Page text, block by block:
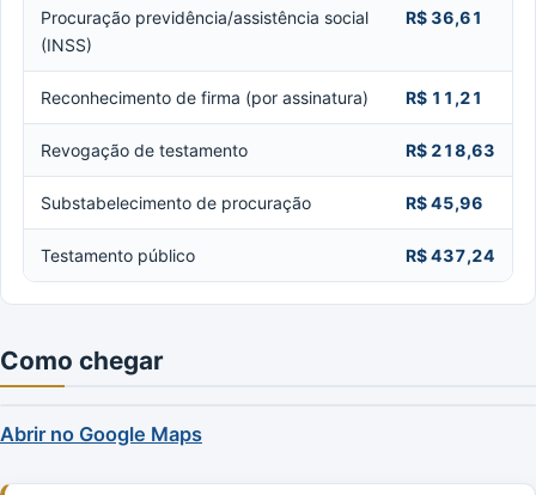
Procuração previdência/assistência social
(INSS)
R$ 36,61
Reconhecimento de firma (por assinatura) R$ 11,21
Revogação de testamento R$ 218,63
Substabelecimento de procuração R$ 45,96
Testamento público R$ 437,24
Como chegar
Abrir no Google Maps